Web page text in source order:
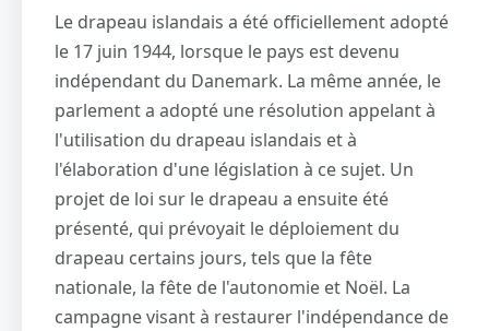
Le drapeau islandais a été officiellement adopté
le 17 juin 1944, lorsque le pays est devenu
indépendant du Danemark. La même année, le
parlement a adopté une résolution appelant à
l'utilisation du drapeau islandais et à
l'élaboration d'une législation à ce sujet. Un
projet de loi sur le drapeau a ensuite été
présenté, qui prévoyait le déploiement du
drapeau certains jours, tels que la fête
nationale, la fête de l'autonomie et Noël. La
campagne visant à restaurer l'indépendance de